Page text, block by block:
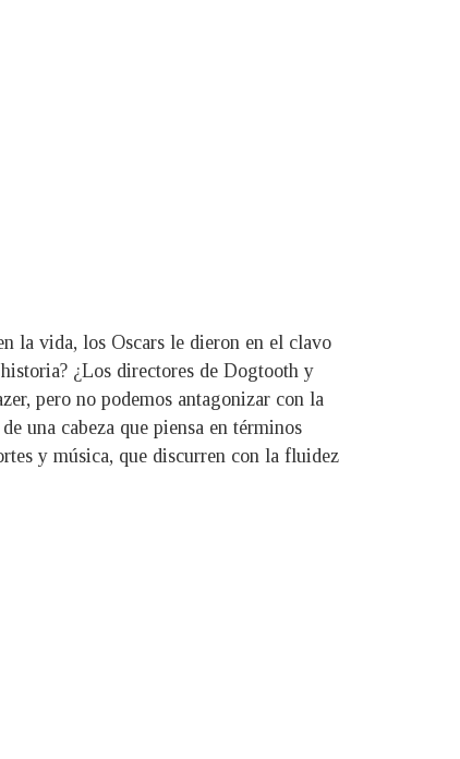
la vida, los Oscars le dieron en el clavo
¿Los directores de Dogtooth y
pero no podemos antagonizar con la
una cabeza que piensa en términos
y música, que discurren con la fluidez